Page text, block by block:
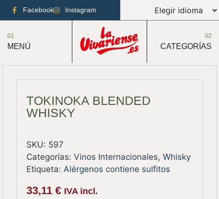
Facebook Instagram
01
MENÚ
02
CATEGORÍAS
TOKINOKA BLENDED
WHISKY
SKU: 597
Categorías:Vinos Internacionales,Whisky
Etiqueta: Alérgenos contiene sulfitos
33,11€ IVA incl.